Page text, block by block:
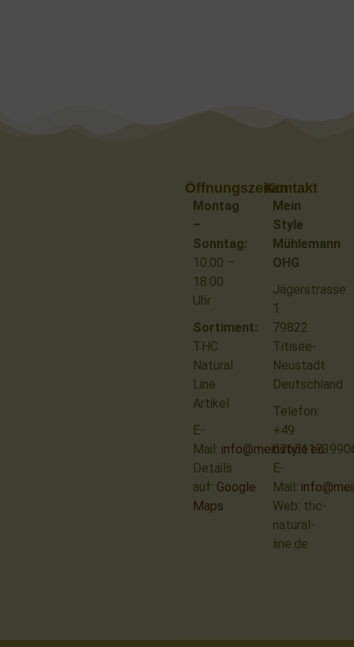
Kontakt
Mein
Style
Mühlemann
OHG
Jägerstrasse
1
79822
Titisee-
Neustadt
Deutschland
Telefon:
+49
E-
Mail:
Web: thc-
natural-
line.de
Öffnungszeiten
Montag
–
Sonntag:
10:00 –
18:00
Uhr
Sortiment:
THC
Natural
Line
Artikel
E-
Mail: info@meinstyle.eu
Details
auf: Google
Maps